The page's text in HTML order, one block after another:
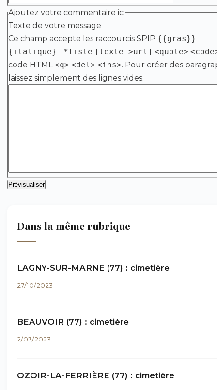
Ajoutez votre commentaire ici
Texte de votre message
Ce champ accepte les raccourcis SPIP {{gras}}
{italique} -*liste [texte->url] <quote>
code HTML<q> <del> <ins>. Pour créer des
laissez simplement des lignes vides.
Dans la même rubrique
LAGNY-SUR-MARNE (77) : cimetière
27/10/2023
BEAUVOIR (77) : cimetière
2/03/2023
OZOIR-LA-FERRIÈRE (77) : cimetière